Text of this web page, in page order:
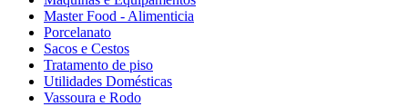
Master Food - Alimenticia
Porcelanato
Sacos e Cestos
Tratamento de piso
Utilidades Domésticas
Vassoura e Rodo